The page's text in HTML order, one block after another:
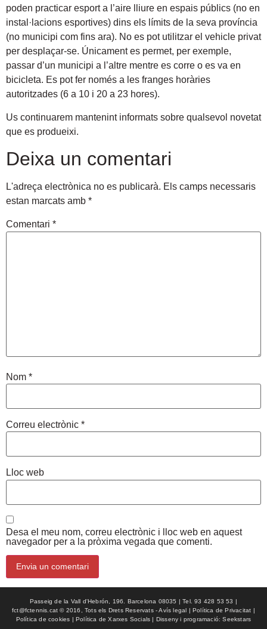
poden practicar esport a l’aire lliure en espais públics (no en
instal·lacions esportives) dins els límits de la seva província
(no municipi com fins ara). No es pot utilitzar el vehicle privat
per desplaçar-se. Únicament es permet, per exemple,
passar d’un municipi a l’altre mentre es corre o es va en
bicicleta. Es pot fer només a les franges horàries
autoritzades (6 a 10 i 20 a 23 hores).
Us continuarem mantenint informats sobre qualsevol novetat
que es produeixi.
Deixa un comentari
L'adreça electrònica no es publicarà. Els camps necessaris
estan marcats amb *
Comentari *
Nom *
Correu electrònic *
Lloc web
Desa el meu nom, correu electrònic i lloc web en aquest
navegador per a la pròxima vegada que comenti.
Passeig de la Vall d'Hebrón, 196. Barcelona 08035 | Tel. 93 428 53 53 |
fct@fctennis.cat © 2016, Tots els Drets Reservats - Avís legal | Política de Privacitat |
Política de cookies | Política de Xarxes Socials | Disseny i programació: Seekstars